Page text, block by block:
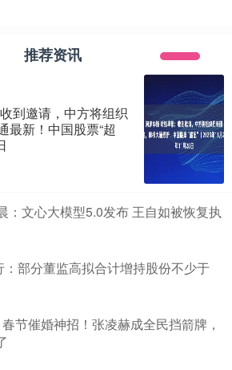
推荐资讯
到邀请，中方将组织
最新！中国股票“超
：文心大模型5.0发布 王自如被恢复执
部分董监高拟合计增持股份不少于
节催婚神招！张凌赫成全民挡箭牌，